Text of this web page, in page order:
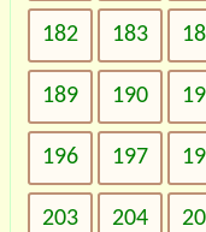
182 183
189 190
196 197
203 204